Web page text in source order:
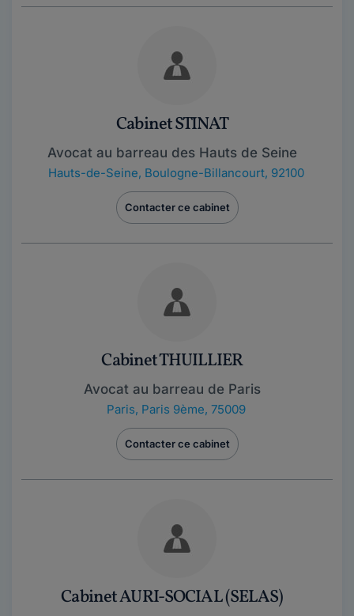
Cabinet STINAT
Avocat au barreau des Hauts de Seine
Hauts-de-Seine, Boulogne-Billancourt, 92100
Contacter ce cabinet
Cabinet THUILLIER
Avocat au barreau de Paris
Paris, Paris 9ème, 75009
Contacter ce cabinet
Cabinet AURI-SOCIAL (SELAS)